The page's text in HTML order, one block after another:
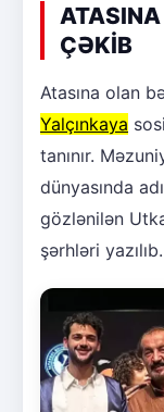
ÇƏKİB
Atasına olan
Yalçınkaya
tanınır.
dünyasında
gözlənilən
şərhləri yazılıb.